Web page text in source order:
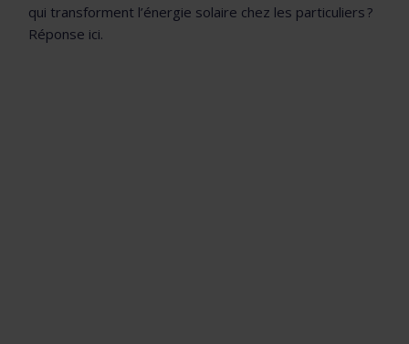
qui transforment l’énergie solaire chez les particuliers ?
Réponse ici.